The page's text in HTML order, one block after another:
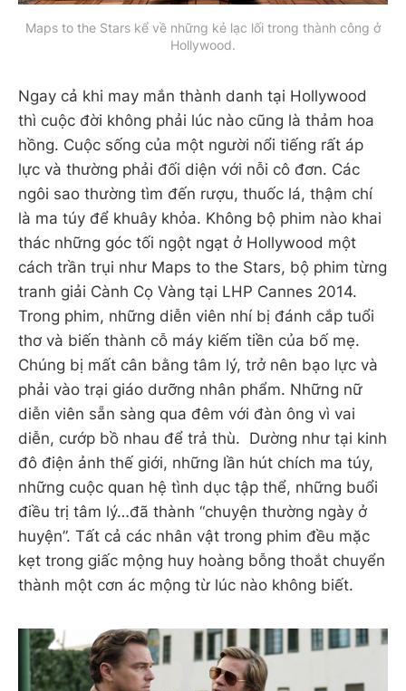
Maps to the Stars kể về những kẻ lạc lối trong thành công ở
Hollywood.
Ngay cả khi may mắn thành danh tại Hollywood
thì cuộc đời không phải lúc nào cũng là thảm hoa
hồng. Cuộc sống của một người nổi tiếng rất áp
lực và thường phải đối diện với nỗi cô đơn. Các
ngôi sao thường tìm đến rượu, thuốc lá, thậm chí
là ma túy để khuây khỏa. Không bộ phim nào khai
thác những góc tối ngột ngạt ở Hollywood một
cách trần trụi như Maps to the Stars, bộ phim từng
tranh giải Cành Cọ Vàng tại LHP Cannes 2014.
Trong phim, những diễn viên nhí bị đánh cắp tuổi
thơ và biến thành cỗ máy kiếm tiền của bố mẹ.
Chúng bị mất cân bằng tâm lý, trở nên bạo lực và
phải vào trại giáo dưỡng nhân phẩm. Những nữ
diễn viên sẵn sàng qua đêm với đàn ông vì vai
diễn, cướp bồ nhau để trả thù. Dường như tại kinh
đô điện ảnh thế giới, những lần hút chích ma túy,
những cuộc quan hệ tình dục tập thể, những buổi
điều trị tâm lý…đã thành “chuyện thường ngày ở
huyện”. Tất cả các nhân vật trong phim đều mặc
kẹt trong giấc mộng huy hoàng bỗng thoắt chuyển
thành một cơn ác mộng từ lúc nào không biết.